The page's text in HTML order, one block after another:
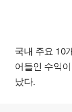
국내 주요 10
어들인 수익
났다.